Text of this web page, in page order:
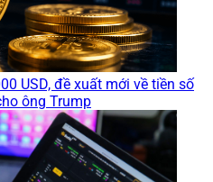
USD, đề xuất mới về tiền số
ông Trump